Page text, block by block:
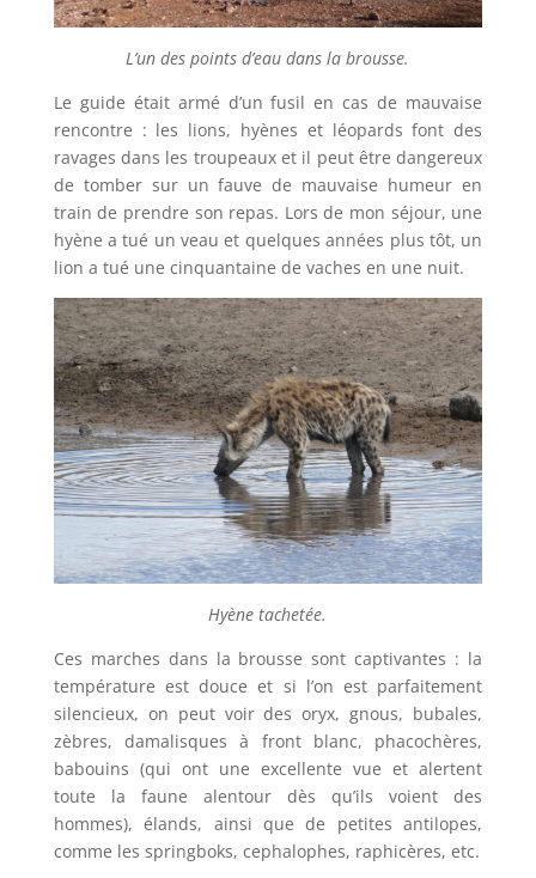
L’un des points d’eau dans la brousse.
Le guide était armé d’un fusil en cas de mauvaise
rencontre : les lions, hyènes et léopards font des
ravages dans les troupeaux et il peut être dangereux
de tomber sur un fauve de mauvaise humeur en
train de prendre son repas. Lors de mon séjour, une
hyène a tué un veau et quelques années plus tôt, un
lion a tué une cinquantaine de vaches en une nuit.
Hyène tachetée.
Ces marches dans la brousse sont captivantes : la
température est douce et si l’on est parfaitement
silencieux, on peut voir des oryx, gnous, bubales,
zèbres, damalisques à front blanc, phacochères,
babouins (qui ont une excellente vue et alertent
toute la faune alentour dès qu’ils voient des
hommes), élands, ainsi que de petites antilopes,
comme les springboks, cephalophes, raphicères, etc.